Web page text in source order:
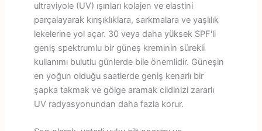
ultraviyole (UV) ışınları kolajen ve elastini
parçalayarak kırışıklıklara, sarkmalara ve yaşlılık
lekelerine yol açar. 30 veya daha yüksek SPF'li
geniş spektrumlu bir güneş kreminin sürekli
kullanımı bulutlu günlerde bile önemlidir. Güneşin
en yoğun olduğu saatlerde geniş kenarlı bir
şapka takmak ve gölge aramak cildinizi zararlı
UV radyasyonundan daha fazla korur.